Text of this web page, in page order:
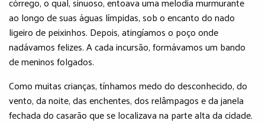
ao longo de suas águas límpidas, sob o encanto do nado
ligeiro de peixinhos. Depois, atingíamos o poço onde
nadávamos felizes. A cada incursão, formávamos um bando
de meninos folgados.
Como muitas crianças, tínhamos medo do desconhecido, do
vento, da noite, das enchentes, dos relâmpagos e da janela
fechada do casarão que se localizava na parte alta da cidade.